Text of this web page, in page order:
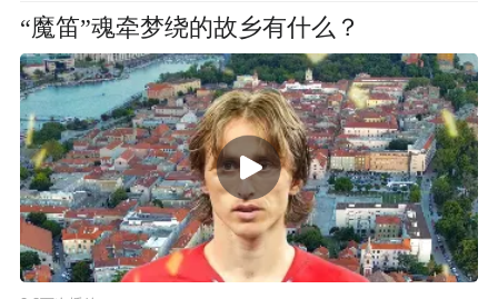
“魔笛”魂牵梦绕的故乡有什么？